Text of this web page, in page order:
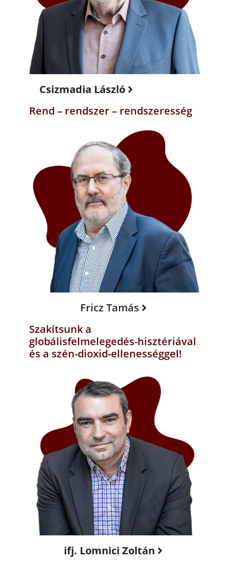
Csizmadia László
Rend – rendszer – rendszeresség
Fricz Tamás
Szakítsunk a
globálisfelmelegedés-hisztériával
és a szén-dioxid-ellenességgel!
ifj. Lomnici Zoltán